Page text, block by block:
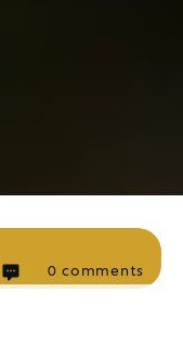
0 comments